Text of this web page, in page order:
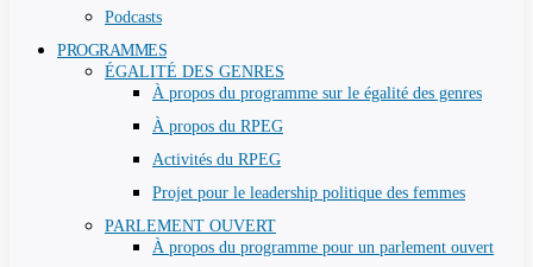
Podcasts
PROGRAMMES
ÉGALITÉ DES GENRES
À propos du programme sur le égalité des genres
À propos du RPEG
Activités du RPEG
Projet pour le leadership politique des femmes
PARLEMENT OUVERT
À propos du programme pour un parlement ouvert